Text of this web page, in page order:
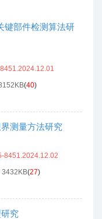
键部件检测算法研
(40)
测量方法研究
8451.2024.12.02
3432KB(27)
究